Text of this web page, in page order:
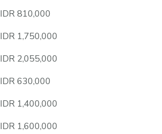
IDR 810,000
IDR 1,750,000
IDR 2,055,000
IDR 630,000
IDR 1,400,000
IDR 1,600,000